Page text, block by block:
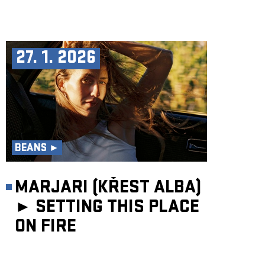
27. 1. 2026
BEANS ►
MARJARI (KŘEST ALBA)
► SETTING THIS PLACE
ON FIRE